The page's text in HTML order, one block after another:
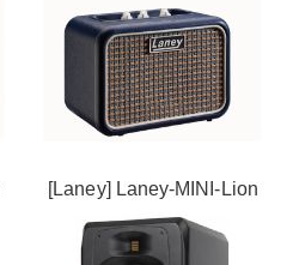
[Laney] Laney-MINI-Lion